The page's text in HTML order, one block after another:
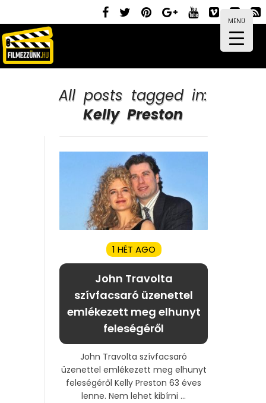
MENÜ
All posts tagged in:
Kelly Preston
1 HÉT AGO
John Travolta
szívfacsaró üzenettel
emlékezett meg elhunyt
feleségéről
John Travolta szívfacsaró
üzenettel emlékezett meg elhunyt
feleségéről Kelly Preston 63 éves
lenne. Nem lehet kibírni ...